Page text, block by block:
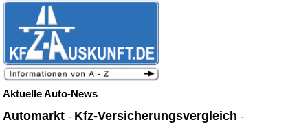
Aktuelle Auto-News
Automarkt- Kfz-Versicherungsvergleich-